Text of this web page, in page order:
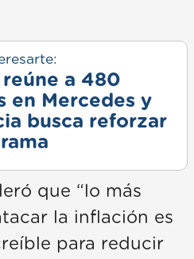
reúne a 480
en Mercedes y
busca reforzar
que “lo más
la inflación es
para reducir